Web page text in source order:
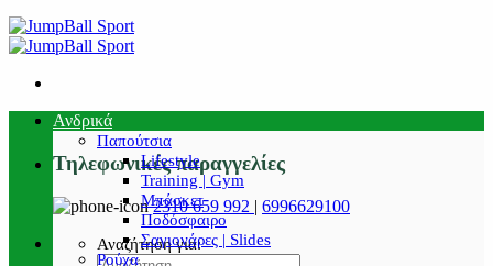
Τηλεφωνικές παραγγελίες
2310 659 992 | 6996629100
Αναζήτηση για:
Ανδρικά
Παπούτσια
Lifestyle
Training | Gym
Μπάσκετ
Ποδόσφαιρο
Σαγιονάρες | Slides
Ρούχα